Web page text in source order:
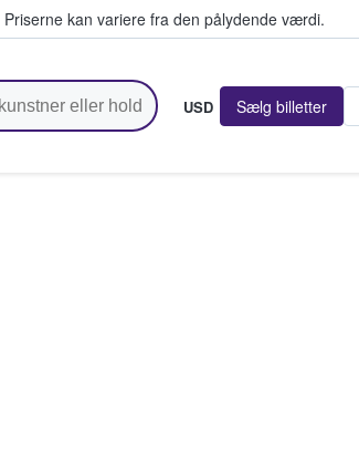
Priserne kan variere fra den pålydende værdi.
USD Sælg billetter